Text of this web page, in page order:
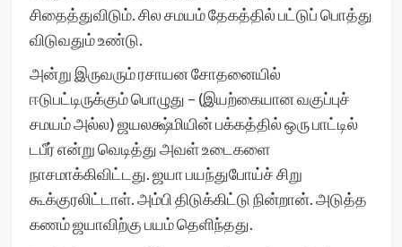
சிதைத்துவிடும். சில சமயம் தேகத்தில் பட்டுப் பொத்து
விடுவதும் உண்டு.
அன்று இருவரும் ரசாயன சோதனையில்
ஈடுபட்டிருக்கும் பொழுது – (இயற்கையான வகுப்புச்
சமயம் அல்ல) ஜயலக்ஷ்மியின் பக்கத்தில் ஒரு பாட்டில்
டபீர் என்று வெடித்து அவள் உடைகளை
நாசமாக்கிவிட்டது. ஜயா பயந்துபோய்ச் சிறு
கூக்குரலிட்டாள். அம்பி திடுக்கிட்டு நின்றான். அடுத்த
கணம் ஜயாவிற்கு பயம் தெளிந்தது.